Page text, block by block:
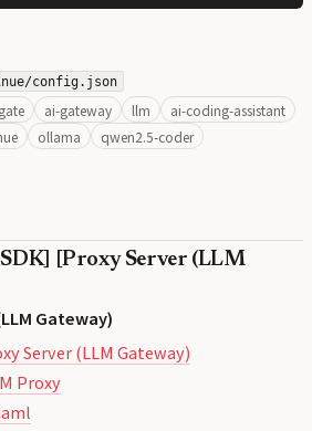
config.json
ai-gateway llm
ai-coding-assistant
ollama qwen2.5-coder
[Proxy Server (LLM
Gateway)
Server (LLM Gateway)
Proxy